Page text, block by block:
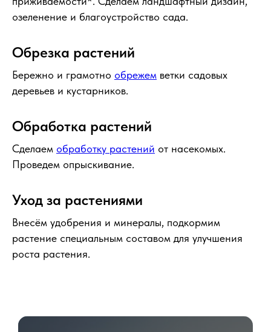
озеленение и благоустройство сада.
Обрезка растений
Бережно и грамотно обрежем ветки садовых
деревьев и кустарников.
Обработка растений
Сделаем обработку растений от насекомых.
Проведем опрыскивание.
Уход за растениями
Внесём удобрения и минералы, подкормим
растение специальным составом для улучшения
роста растения.